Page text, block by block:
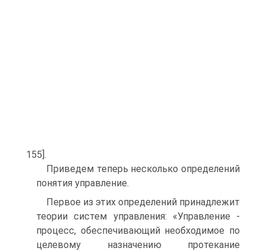
155].
Приведем теперь несколько определений
понятия управление.
Первое из этих определений принадлежит
теории систем управления: «Управление -
процесс, обеспечивающий необходимое по
целевому назначению протекание